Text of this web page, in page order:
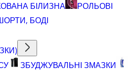
БІЛИЗНА
РОЛЬОВІ
БОДІ
ЗБУДЖУВАЛЬНІ ЗМАЗКИ